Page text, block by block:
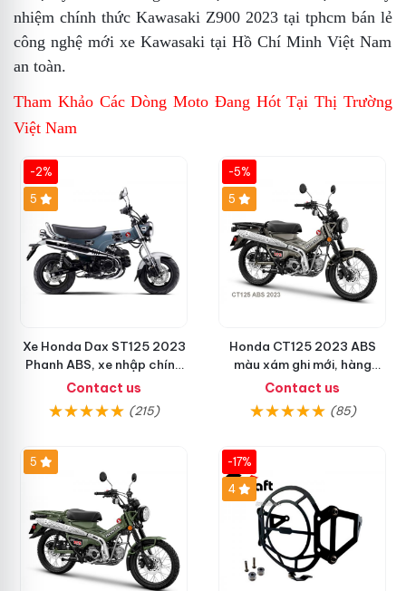
nhiệm chính thức Kawasaki Z900 2023 tại tphcm bán lẻ
công nghệ mới xe Kawasaki tại Hồ Chí Minh Việt Nam
an toàn.
Tham Khảo Các Dòng Moto Đang Hót Tại Thị Trường
Việt Nam
-2%
5
Xe Honda Dax ST125 2023
Phanh ABS, xe nhập chính
hãng, bán online giá rẻ
Contact us
(215)
-5%
5
Honda CT125 2023 ABS
màu xám ghi mới, hàng
chính ngạch giá tốt nhất
thị trường
Contact us
(85)
5
-17%
4